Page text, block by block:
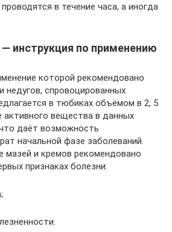
в течение часа, а иногда
инструкция по применению
которой рекомендовано
недугов, спровоцированных
в тюбиках объёмом в 2, 5
активного вещества в данных
даёт возможность
начальной фазе заболеваний.
мазей и кремов рекомендовано
признаках болезни: